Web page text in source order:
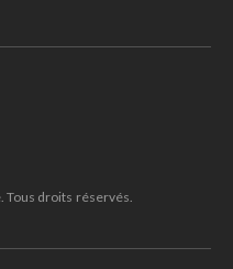
Tous droits réservés.